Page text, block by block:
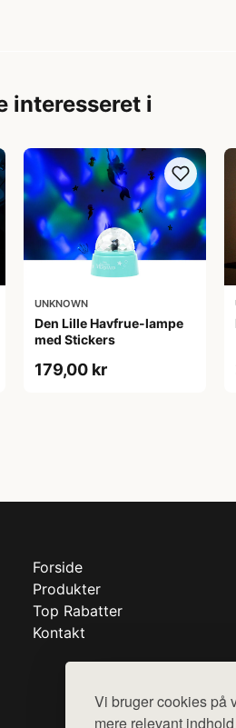
Vi bruger cookies på
mere relevant
interesseret i
UNKNOWN
Den Lille Havfrue-lampe
med Stickers
179,00 kr
Forside
Produkter
Top Rabatter
Kontakt